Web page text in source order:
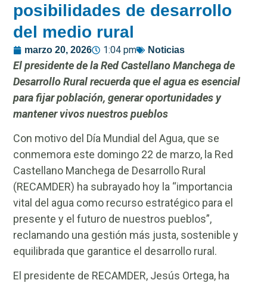
posibilidades de desarrollo
del medio rural
marzo 20, 2026 1:04 pm Noticias
El presidente de la Red Castellano Manchega de
Desarrollo Rural recuerda que el agua es esencial
para fijar población, generar oportunidades y
mantener vivos nuestros pueblos
Con motivo del Día Mundial del Agua, que se
conmemora este domingo 22 de marzo, la Red
Castellano Manchega de Desarrollo Rural
(RECAMDER) ha subrayado hoy la “importancia
vital del agua como recurso estratégico para el
presente y el futuro de nuestros pueblos”,
reclamando una gestión más justa, sostenible y
equilibrada que garantice el desarrollo rural.
El presidente de RECAMDER, Jesús Ortega, ha